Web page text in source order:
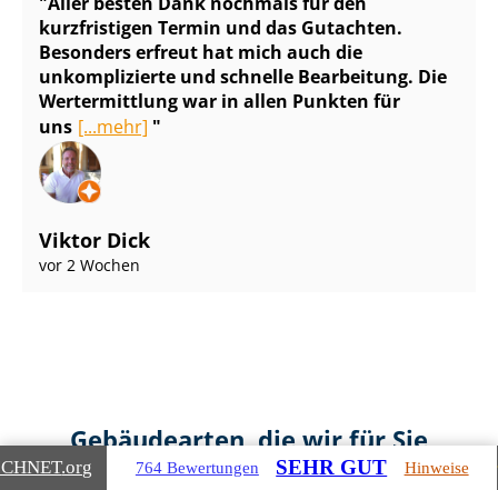
kurzfristigen Termin und das Gutachten.
Besonders erfreut hat mich auch die
unkomplizierte und schnelle Bearbeitung. Die
Wertermittlung war in allen Punkten für
uns [...mehr]
Viktor Dick
vor 2 Wochen
Gebäudearten, die wir für Sie
bewerten
.org 764 Bewertungen SEHR GUT Hinweise